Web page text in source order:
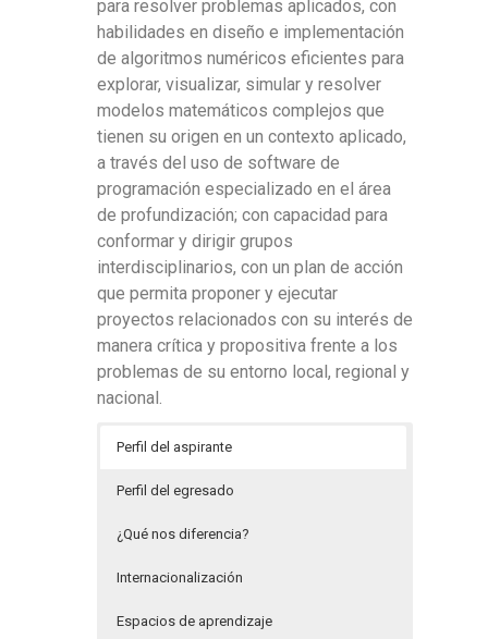
para resolver problemas aplicados, con
habilidades en diseño e implementación
de algoritmos numéricos eficientes para
explorar, visualizar, simular y resolver
modelos matemáticos complejos que
tienen su origen en un contexto aplicado,
a través del uso de software de
programación especializado en el área
de profundización; con capacidad para
conformar y dirigir grupos
interdisciplinarios, con un plan de acción
que permita proponer y ejecutar
proyectos relacionados con su interés de
manera crítica y propositiva frente a los
problemas de su entorno local, regional y
nacional.
Perfil del aspirante
Perfil del egresado
¿Qué nos diferencia?
Internacionalización
Espacios de aprendizaje